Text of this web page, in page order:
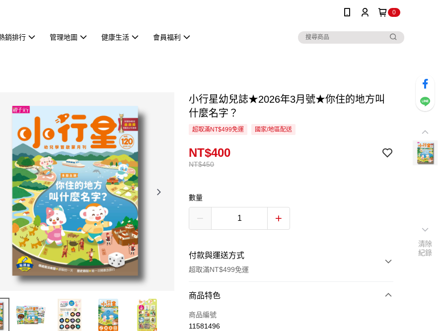
0
銷排行 管理地圖 健康生活 會員福利
小行星幼兒誌★2026年3月號★你住的地方叫
什麼名字？
超取滿NT$499免運 國家/地區配送
NT$450
NT$400
數量
付款與運送方式
超取滿NT$499免運
付款方式
信用卡一次付款
商品特色
商品編號
11581496
清除
紀錄